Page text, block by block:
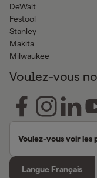
DeWalt
Festool
Stanley
Makita
Milwaukee
Voulez-vous
Voulez-vous voir les
Langue Français